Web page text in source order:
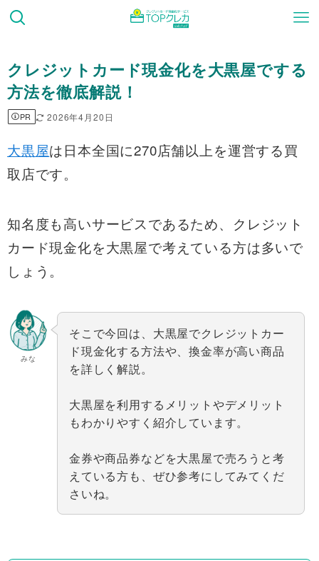
クレジットカード現金化を大黒屋でする
方法を徹底解説！
PR 2026年4月20日
大黒屋は日本全国に270店舗以上を運営する買
取店です。
知名度も高いサービスであるため、クレジット
カード現金化を大黒屋で考えている方は多いで
しょう。
みな
そこで今回は、大黒屋でクレジットカー
ド現金化する方法や、換金率が高い商品
を詳しく解説。
大黒屋を利用するメリットやデメリット
もわかりやすく紹介しています。
金券や商品券などを大黒屋で売ろうと考
えている方も、ぜひ参考にしてみてくだ
さいね。